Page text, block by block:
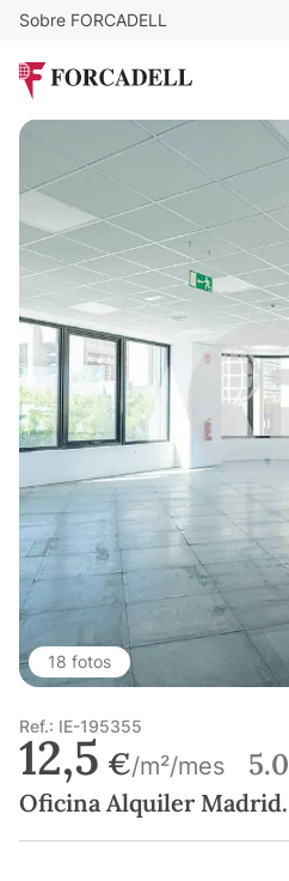
Sobre FORCADELL
Oficina Alquiler Madrid.
404 m²
18 fotos
Ref.: IE-195355
12,5 €/m²/mes
Oficina Alquiler